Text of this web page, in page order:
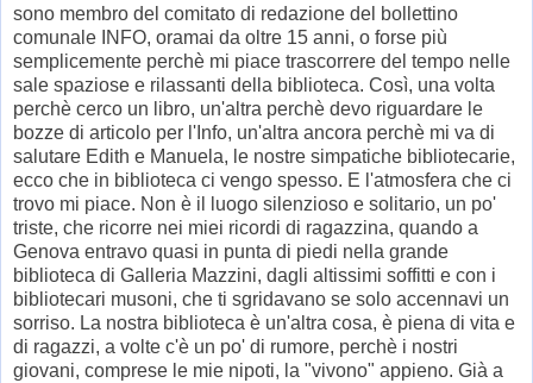
sono membro del comitato di redazione del bollettino
comunale INFO, oramai da oltre 15 anni, o forse più
semplicemente perchè mi piace trascorrere del tempo nelle
sale spaziose e rilassanti della biblioteca. Così, una volta
perchè cerco un libro, un'altra perchè devo riguardare le
bozze di articolo per l'Info, un'altra ancora perchè mi va di
salutare Edith e Manuela, le nostre simpatiche bibliotecarie,
ecco che in biblioteca ci vengo spesso. E l'atmosfera che ci
trovo mi piace. Non è il luogo silenzioso e solitario, un po'
triste, che ricorre nei miei ricordi di ragazzina, quando a
Genova entravo quasi in punta di piedi nella grande
biblioteca di Galleria Mazzini, dagli altissimi soffitti e con i
bibliotecari musoni, che ti sgridavano se solo accennavi un
sorriso. La nostra biblioteca è un'altra cosa, è piena di vita e
di ragazzi, a volte c'è un po' di rumore, perchè i nostri
giovani, comprese le mie nipoti, la "vivono" appieno. Già a